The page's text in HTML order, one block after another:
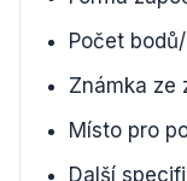
Počet
Známka ze
Místo pro
Další